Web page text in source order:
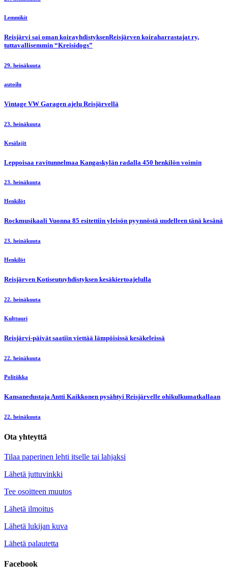
Lemmikit
Reisjärvi sai oman koirayhdistyksenReisjärven koiraharrastajat ry,
tuttavallisemmin “Kreisidogs”
29. heinäkuuta
autoilu
Vintage VW Garagen ajelu Reisjärvellä
23. heinäkuuta
Kesälajit
Leppoisaa ravitunnelmaa Kangaskylän radalla 450 henkilön voimin
23. heinäkuuta
Henkilöt
Rockmusikaali Vuonna 85 esitettiin yleisön pyynnöstä uudelleen tänä kesänä
23. heinäkuuta
Henkilöt
Reisjärven Kotiseutuyhdistyksen kesäkiertoajelulla
22. heinäkuuta
Kulttuuri
Reisjärvi-päivät saatiin viettää lämpöisissä kesäkeleissä
22. heinäkuuta
Politiikka
Kansanedustaja Antti Kaikkonen pysähtyi Reisjärvelle ohikulkumatkallaan
22. heinäkuuta
Ota yhteyttä
Tilaa paperinen lehti itselle tai lahjaksi
Lähetä juttuvinkki
Tee osoitteen muutos
Lähetä ilmoitus
Lähetä lukijan kuva
Lähetä palautetta
Facebook